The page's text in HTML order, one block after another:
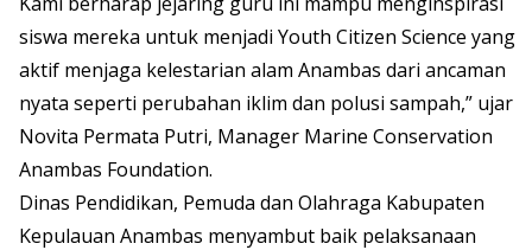
siswa mereka untuk menjadi Youth Citizen Science yang
aktif menjaga kelestarian alam Anambas dari ancaman
nyata seperti perubahan iklim dan polusi sampah,” ujar
Novita Permata Putri, Manager Marine Conservation
Anambas Foundation.
Dinas Pendidikan, Pemuda dan Olahraga Kabupaten
Kepulauan Anambas menyambut baik pelaksanaan